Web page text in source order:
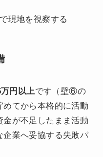
現地を視察する
円以上です（壁⑥の
てから本格的に活動
金が不足したまま活動
企業へ妥協する失敗パ